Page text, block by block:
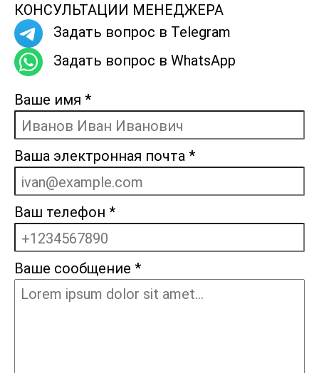
КОНСУЛЬТАЦИИ МЕНЕДЖЕРА
Задать вопрос в Telegram
Задать вопрос в WhatsApp
Ваше имя *
Ваша электронная почта *
Ваш телефон *
Ваше сообщение *